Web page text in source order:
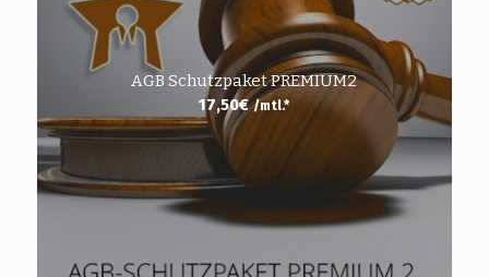
AGB Schutzpaket PREMIUM2
17,50€ /mtl.*